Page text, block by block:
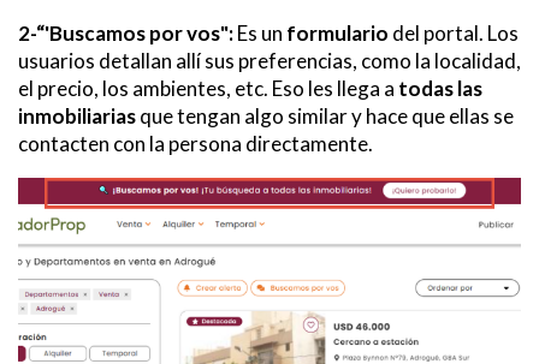
2-“'Buscamos por vos":Es un formulario del portal. Los
usuarios detallan allí sus preferencias, como la localidad,
el precio, los ambientes, etc. Eso les llega a todas las
inmobiliariasque tengan algo similar y hace que ellas se
contacten con la persona directamente.